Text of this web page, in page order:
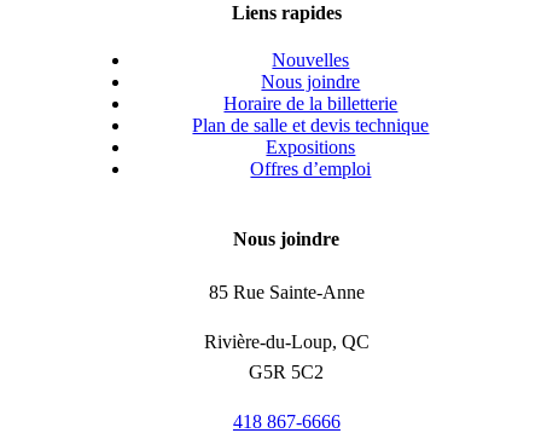
Liens rapides
Nouvelles
Nous joindre
Horaire de la billetterie
Plan de salle et devis technique
Expositions
Offres d’emploi
Nous joindre
85 Rue Sainte-Anne
Rivière-du-Loup, QC
G5R 5C2
418 867-6666